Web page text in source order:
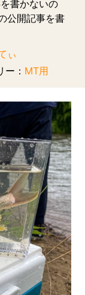
書かないの
公開記事を書
ぃ
ー： MT用